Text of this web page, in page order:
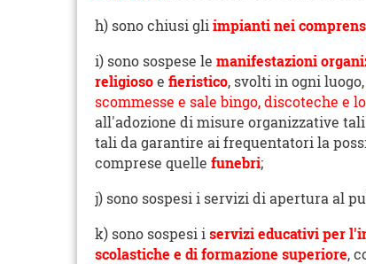
h) sono chiusi gli impianti nei
i) sono sospese le manifestazioni
religioso e fieristico, svolti in ogni
scommesse e sale bingo, discoteche e
all'adozione di misure organizzative
tali da garantire ai frequentatori la
comprese quelle funebri;
j) sono sospesi i servizi di apertura al
k) sono sospesi i servizi educativi per
scolastiche e di formazione superiore,